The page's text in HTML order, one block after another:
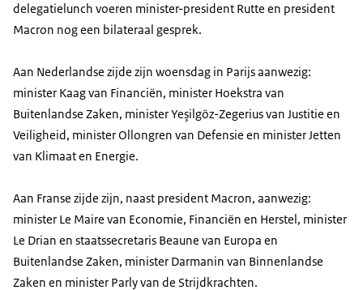
delegatielunch voeren minister-president Rutte en president
Macron nog een bilateraal gesprek.
Aan Nederlandse zijde zijn woensdag in Parijs aanwezig:
minister Kaag van Financiën, minister Hoekstra van
Buitenlandse Zaken, minister Yeşilgöz-Zegerius van Justitie en
Veiligheid, minister Ollongren van Defensie en minister Jetten
van Klimaat en Energie.
Aan Franse zijde zijn, naast president Macron, aanwezig:
minister Le Maire van Economie, Financiën en Herstel, minister
Le Drian en staatssecretaris Beaune van Europa en
Buitenlandse Zaken, minister Darmanin van Binnenlandse
Zaken en minister Parlyvan de Strijdkrachten.